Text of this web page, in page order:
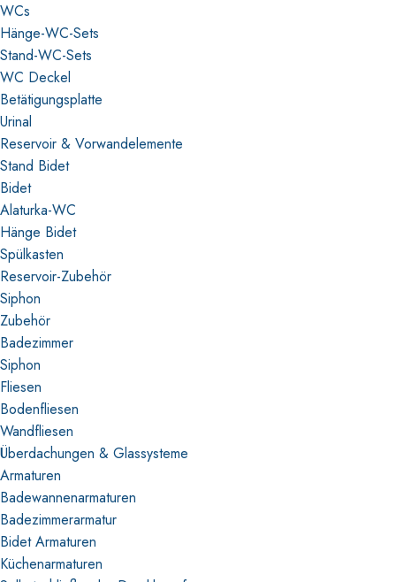
WCs
Hänge-WC-Sets
Stand-WC-Sets
WC Deckel
Betätigungsplatte
Urinal
Reservoir & Vorwandelemente
Stand Bidet
Bidet
Alaturka-WC
Hänge Bidet
Spülkasten
Reservoir-Zubehör
Siphon
Zubehör
Badezimmer
Siphon
Fliesen
Bodenfliesen
Wandfliesen
Überdachungen & Glassysteme
Armaturen
Badewannenarmaturen
Badezimmerarmatur
Bidet Armaturen
Küchenarmaturen